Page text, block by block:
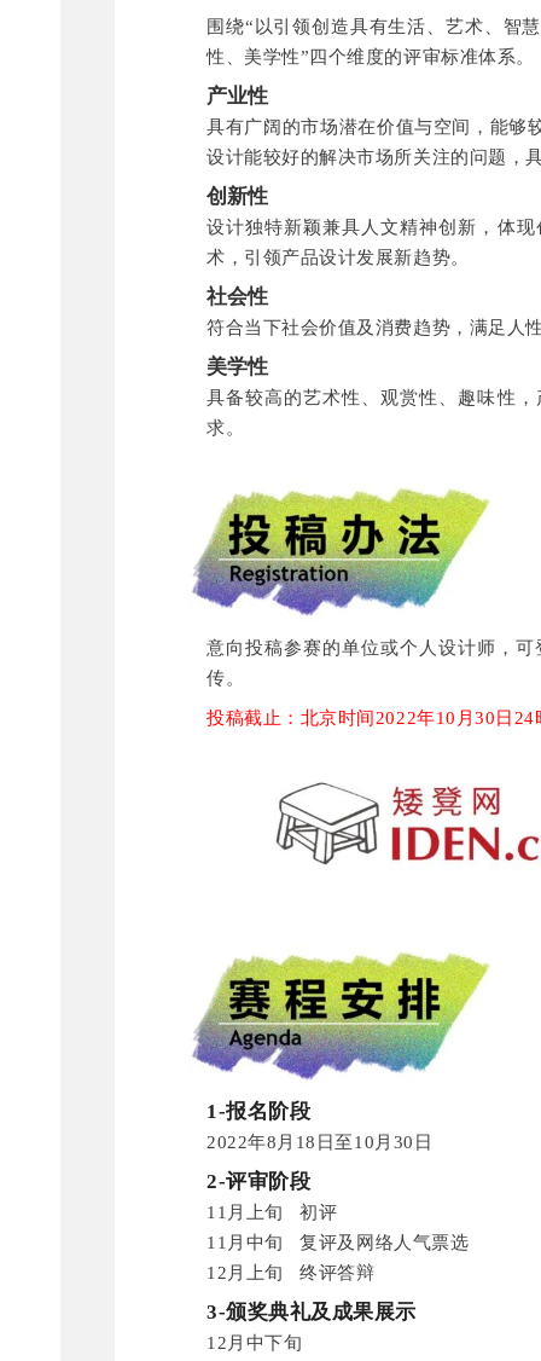
围绕“以引领创造具有生活、艺术、智
性、美学性”四个维度的评审标准体系。
产业性
具有广阔的市场潜在价值与空间，能够
设计能较好的解决市场所关注的问题，
创新性
设计独特新颖兼具人文精神创新，体
术，引领产品设计发展新趋势。
社会性
符合当下社会价值及消费趋势，满足人
美学性
具备较高的艺术性、观赏性、趣味性
求。
意向投稿参赛的单位或个人设计师，
传。
投稿截止：北京时间2022年10月30日24
1-报名阶段
2022年8月18日至10月30日
2-评审阶段
11月上旬 初评
11月中旬 复评及网络人气票选
12月上旬 终评答辩
3-颁奖典礼及成果展示
12月中下旬